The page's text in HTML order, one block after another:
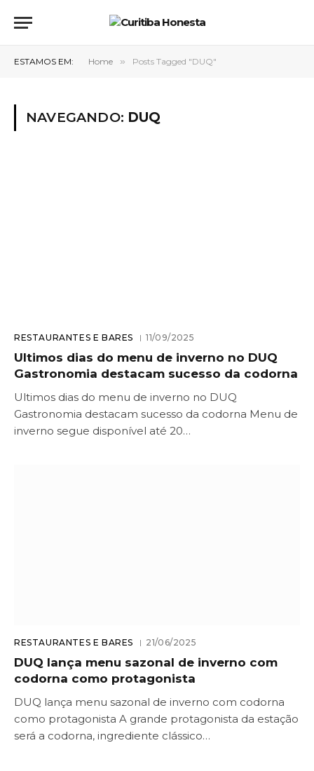
ESTAMOS EM: Home » Posts Tagged "DUQ"
NAVEGANDO: DUQ
RESTAURANTES E BARES 11/09/2025
Ultimos dias do menu de inverno no DUQ
Gastronomia destacam sucesso da codorna
Ultimos dias do menu de inverno no DUQ
Gastronomia destacam sucesso da codorna Menu de
inverno segue disponível até 20…
RESTAURANTES E BARES 21/06/2025
DUQ lança menu sazonal de inverno com
codorna como protagonista
DUQ lança menu sazonal de inverno com codorna
como protagonista A grande protagonista da estação
será a codorna, ingrediente clássico…